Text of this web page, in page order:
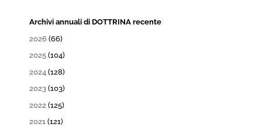
Archivi annuali di DOTTRINA recente
2026 (66)
2025 (104)
2024 (128)
2023 (103)
2022 (125)
2021 (121)